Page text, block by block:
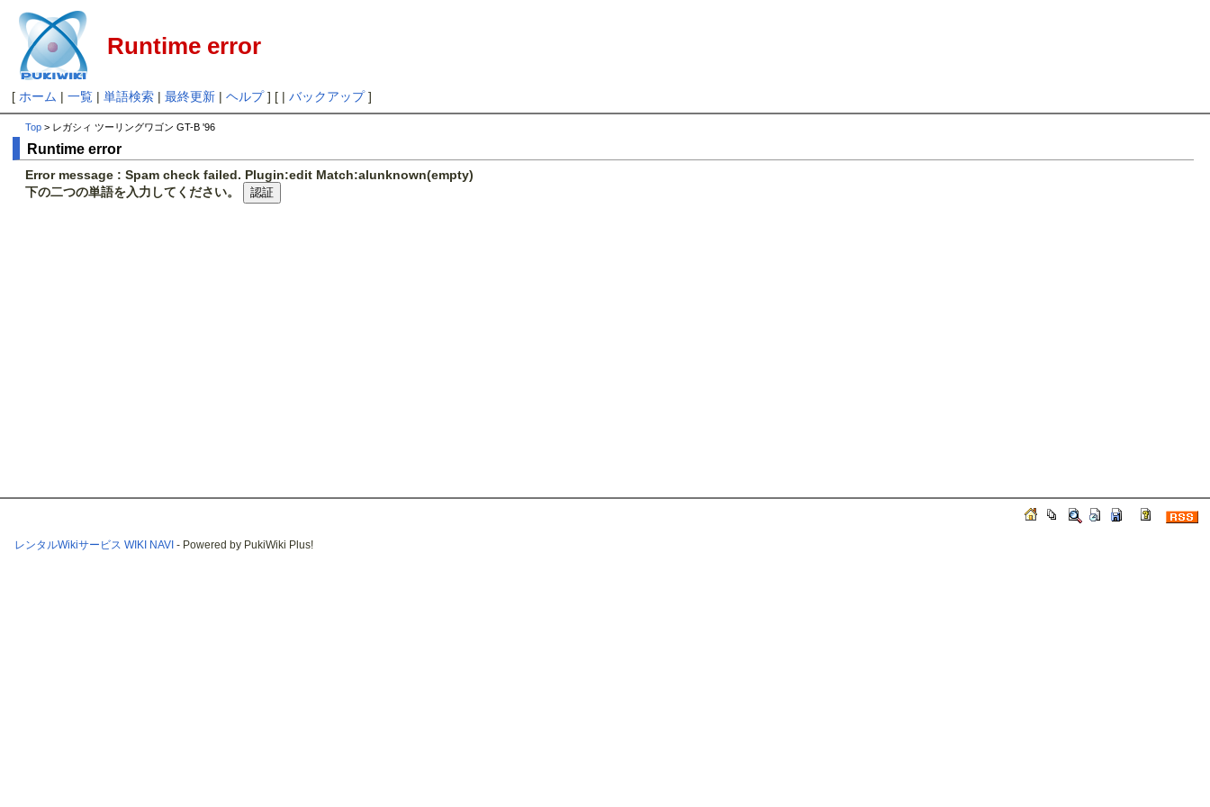
Runtime error
[ ホーム |一覧 |単語検索 |最終更新 |ヘルプ] [ |バックアップ]
Top > レガシィ ツーリングワゴン GT-B '96
Runtime error
Error message : Spam check failed. Plugin:edit Match:alunknown(empty)
下の二つの単語を入力してください。
レンタルWikiサービス WIKI NAVI - Powered by PukiWiki Plus!